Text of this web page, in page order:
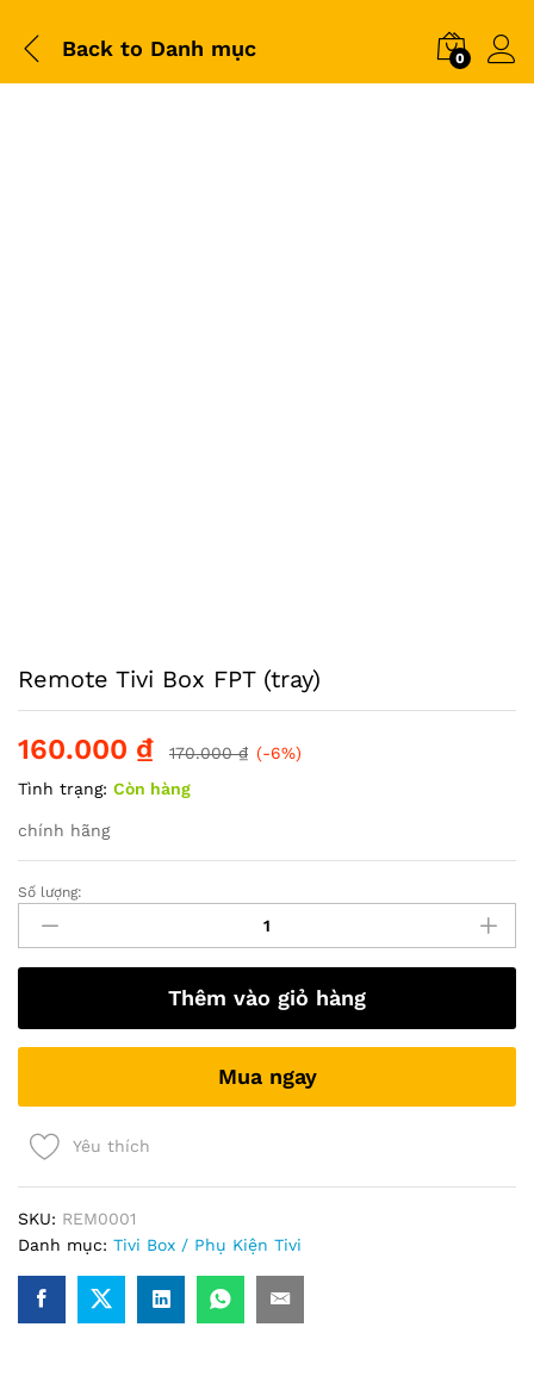
Back to Danh mục 0
Remote Tivi Box FPT (tray)
160.000 ₫ 170.000₫ (-6%)
Tình trạng: Còn hàng
chính hãng
Remote
Tivi
Box
FPT
quantity
Số lượng:
Thêm vào giỏ hàng
Mua ngay
Yêu thích
SKU: REM0001
Danh mục: Tivi Box / Phụ Kiện Tivi